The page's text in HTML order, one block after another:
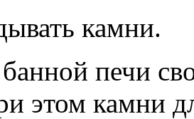
камни.
печи
этом камни